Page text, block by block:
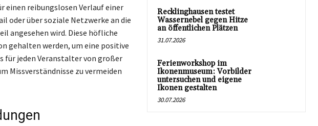
einen reibungslosen Verlauf einer
oder über soziale Netzwerke an die
angesehen wird. Diese höfliche
gehalten werden, um eine positive
für jeden Veranstalter von großer
Missverständnisse zu vermeiden
Recklinghausen testet
Wassernebel gegen Hitze
an öffentlichen Plätzen
31.07.2026
Ferienworkshop im
Ikonenmuseum: Vorbilder
untersuchen und eigene
Ikonen gestalten
30.07.2026